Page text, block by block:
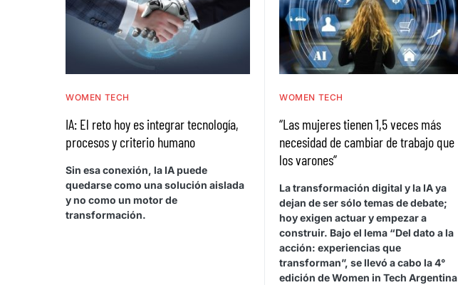
WOMEN TECH
IA: El reto hoy es integrar tecnología,
procesos y criterio humano
Sin esa conexión, la IA puede
quedarse como una solución aislada
y no como un motor de
transformación.
WOMEN TECH
“Las mujeres tienen 1,5 veces más
necesidad de cambiar de trabajo que
los varones”
La transformación digital y la IA ya
dejan de ser sólo temas de debate;
hoy exigen actuar y empezar a
construir. Bajo el lema “Del dato a la
acción: experiencias que
transforman”, se llevó a cabo la 4°
edición de Women in Tech Argentina